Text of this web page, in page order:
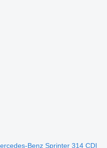
Benz Sprinter 314 CDI